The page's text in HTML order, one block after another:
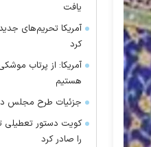
یافت
آمریکا تحریم‌های
کرد
آمریکا: از پرتاب
هستیم
جزئیات طرح مجلس
کویت دستور تعطیلی
را صادر کرد